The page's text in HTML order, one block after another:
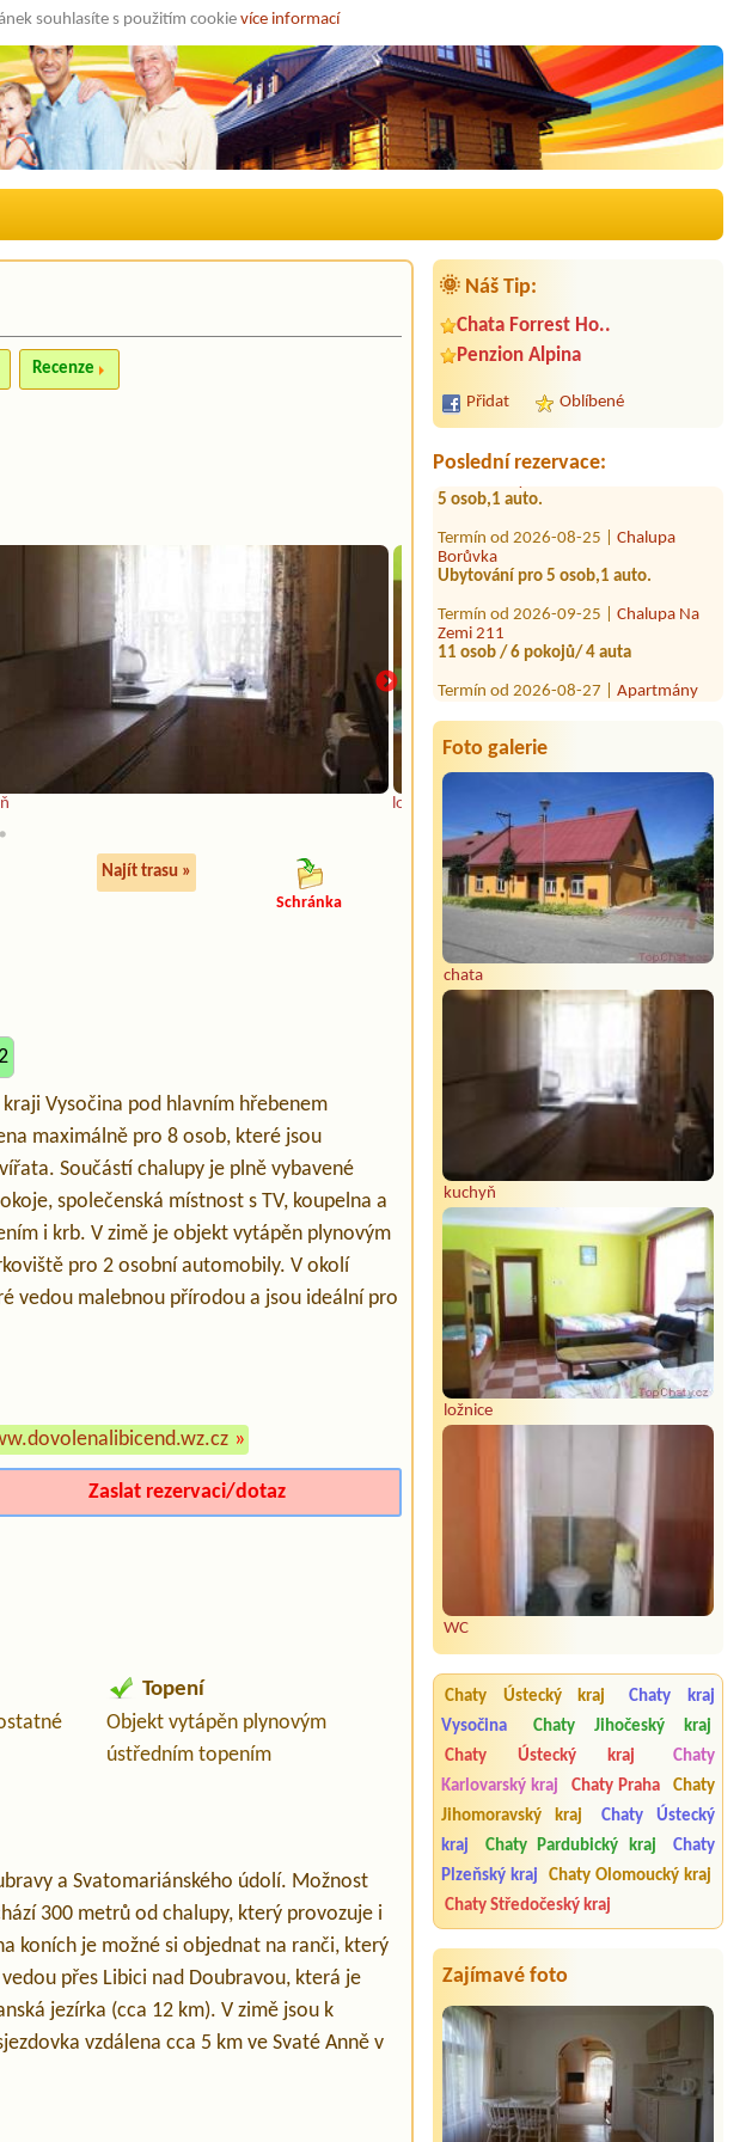
souhlasíte s použitím cookie více informací
🌞 Náš Tip:
Chata Forrest Ho..
Penzion Alpina
Přidat Oblíbené
Poslední rezervace:
Termín od 2026-08-26 |
Alpina
vedle sebe.
Termín od 2026-08-26 |
5 osob,1 auto.
Termín od 2026-08-25 |
Ubytování pro 5 osob,1 auto.
Termín od 2026-09-25 |Chalupa Na
11 osob / 6 pokojů/ 4 auta
Termín od 2026-08-27 |Apartmány
Staré Hamry
Foto galerie
chata
kuchyň
ložnice
WC
Chaty Ústecký kraj
Chaty kraj
Vysočina
Chaty Jihočeský kraj
Chaty Ústecký kraj
Chaty
Karlovarský kraj
Chaty Praha
Chaty
Jihomoravský kraj
Chaty Ústecký
kraj
Chaty Pardubický kraj
Chaty
Plzeňský kraj
Chaty Olomoucký kraj
Chaty Středočeský kraj
Zajímavé foto
Recenze
ložnice
Najít trasu »
Schránka
Vysočina pod hlavním hřebenem
maximálně pro 8 osob, které jsou
Součástí chalupy je plně vybavené
společenská místnost s TV, koupelna a
i krb. V zimě je objekt vytápěn plynovým
pro 2 osobní automobily. V okolí
vedou malebnou přírodou a jsou ideální pro
»
Zaslat rezervaci/dotaz
Topení
Objekt vytápěn plynovým
ústředním topením
a Svatomariánského údolí. Možnost
300 metrů od chalupy, který provozuje i
koních je možné si objednat na ranči, který
přes Libici nad Doubravou, která je
jezírka (cca 12 km). V zimě jsou k
vzdálena cca 5 km ve Svaté Anně v